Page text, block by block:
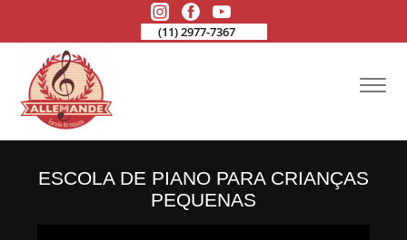
(11) 2977-7367
ESCOLA DE PIANO PARA CRIANÇAS
PEQUENAS